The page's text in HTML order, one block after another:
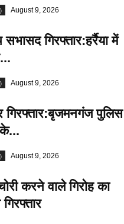
August 9, 2026
गिरफ्तार:हर्रैया में
August 9, 2026
गिरफ्तार:बृजमनगंज पुलिस
के...
August 9, 2026
करने वाले गिरोह का